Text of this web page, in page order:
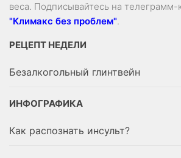
веса. Подписывайтесь на телеграмм-
"Климакс без проблем".
РЕЦЕПТ НЕДЕЛИ
Безалкогольный глинтвейн
ИНФОГРАФИКА
Как распознать инсульт?